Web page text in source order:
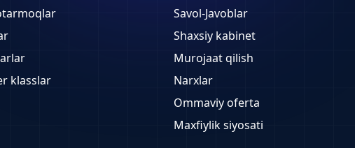
klasslar
Savol-Javoblar
Shaxsiy kabinet
Murojaat qilish
Narxlar
Ommaviy oferta
Maxfiylik siyosati